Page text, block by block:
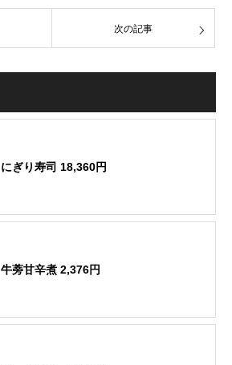
次の記事
にぎり寿司 18,360円
牛蒡甘辛煮 2,376円